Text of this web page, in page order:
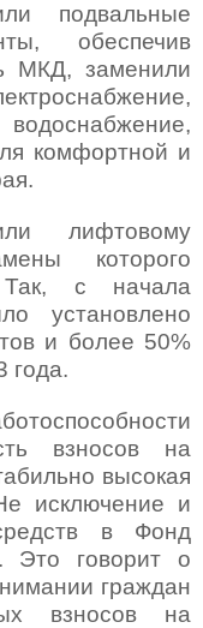
подвальные
обеспечив
МКД, заменили
комфортной и
лифтовому
которого
Так, с начала
установлено
и более 50%
года.
взносов на
высокая
исключение и
в Фонд
Это говорит о
граждан
взносов на